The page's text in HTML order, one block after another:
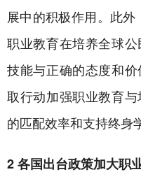
展中的积极作用。此
职业教育在培养全球公
技能与正确的态度和
取行动加强职业教育
的匹配效率和支持终身
2 各国出台政策加大职